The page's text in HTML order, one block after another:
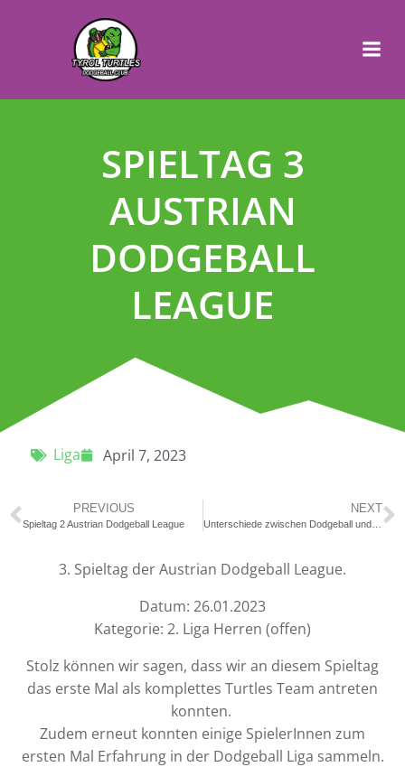
SPIELTAG 3
AUSTRIAN
DODGEBALL
LEAGUE
Liga April 7, 2023
PREVIOUS
Spieltag 2 Austrian Dodgeball League
NEXT
Unterschiede zwischen Dodgeball und Völkerball
3. Spieltag der Austrian Dodgeball League.
Datum: 26.01.2023
Kategorie: 2. Liga Herren (offen)
Stolz können wir sagen, dass wir an diesem Spieltag
das erste Mal als komplettes Turtles Team antreten
konnten.
Zudem erneut konnten einige SpielerInnen zum
ersten Mal Erfahrung in der Dodgeball Liga sammeln.